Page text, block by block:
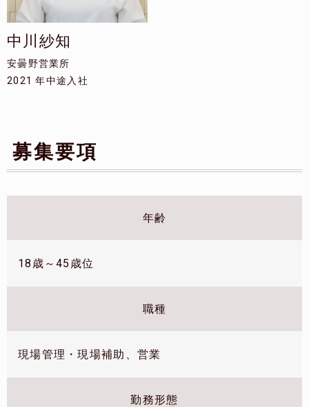
中川紗知
安曇野営業所
2021 年中途入社
募集要項
年齢
18歳～45歳位
職種
現場管理・現場補助、営業
勤務形態